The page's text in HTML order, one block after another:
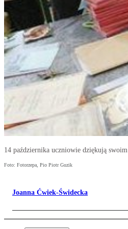
14 października uczniowie dziękują
Foto: Fotorzepa, Pio Piotr Guzik
Joanna Ćwiek-Świdecka